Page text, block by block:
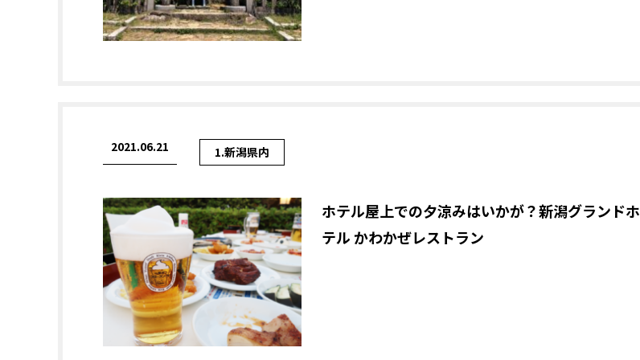
2021.06.21 1.新潟県内
ホテル屋上での夕涼みはいかが？新潟グランドホ
テル かわかぜレストラン